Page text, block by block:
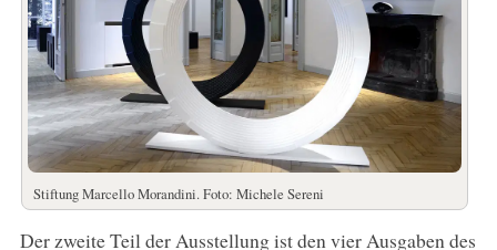
Stiftung Marcello Morandini. Foto: Michele Sereni
Der zweite Teil der Ausstellung ist den vier Ausgaben des